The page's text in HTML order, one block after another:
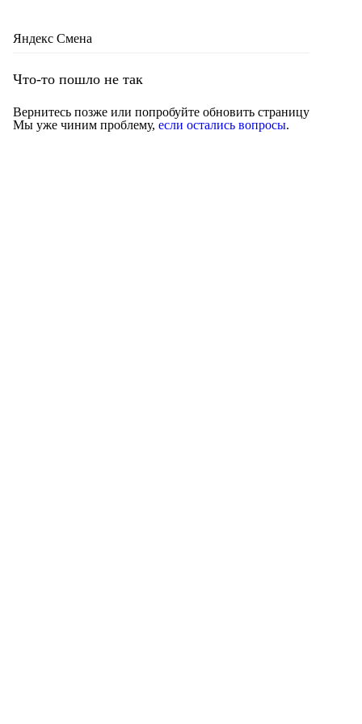
Яндекс Смена
Что-то пошло не так
Вернитесь позже или попробуйте обновить страницу
Мы уже чиним проблему, если остались вопросы.